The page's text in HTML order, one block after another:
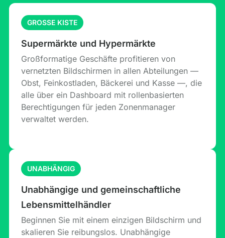
GROSSE KISTE
Supermärkte und Hypermärkte
Großformatige Geschäfte profitieren von
vernetzten Bildschirmen in allen Abteilungen —
Obst, Feinkostladen, Bäckerei und Kasse —, die
alle über ein Dashboard mit rollenbasierten
Berechtigungen für jeden Zonenmanager
verwaltet werden.
UNABHÄNGIG
Unabhängige und gemeinschaftliche
Lebensmittelhändler
Beginnen Sie mit einem einzigen Bildschirm und
skalieren Sie reibungslos. Unabhängige